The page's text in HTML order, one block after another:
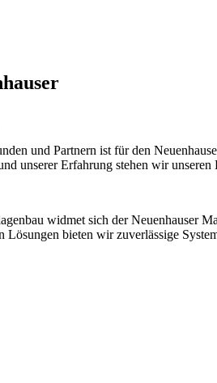
und Partnern ist für den
unserer Erfahrung stehen wir
widmet sich der Neuenhauser
bieten wir zuverlässige